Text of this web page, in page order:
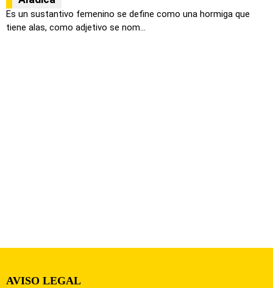
Es un sustantivo femenino se define como una hormiga que
tiene alas, como adjetivo se nom...
AVISO LEGAL